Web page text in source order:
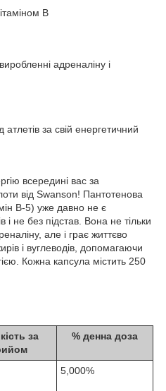
В
адреналіну і
за свій енергетичний
всередині вас за
від Swanson! Пантотенова
B-5) уже давно не є
не без підстав. Вона не тільки
але і грає життєво
і вуглеводів, допомагаючи
Кожна капсула містить 250
за
% денна доза
5,000%